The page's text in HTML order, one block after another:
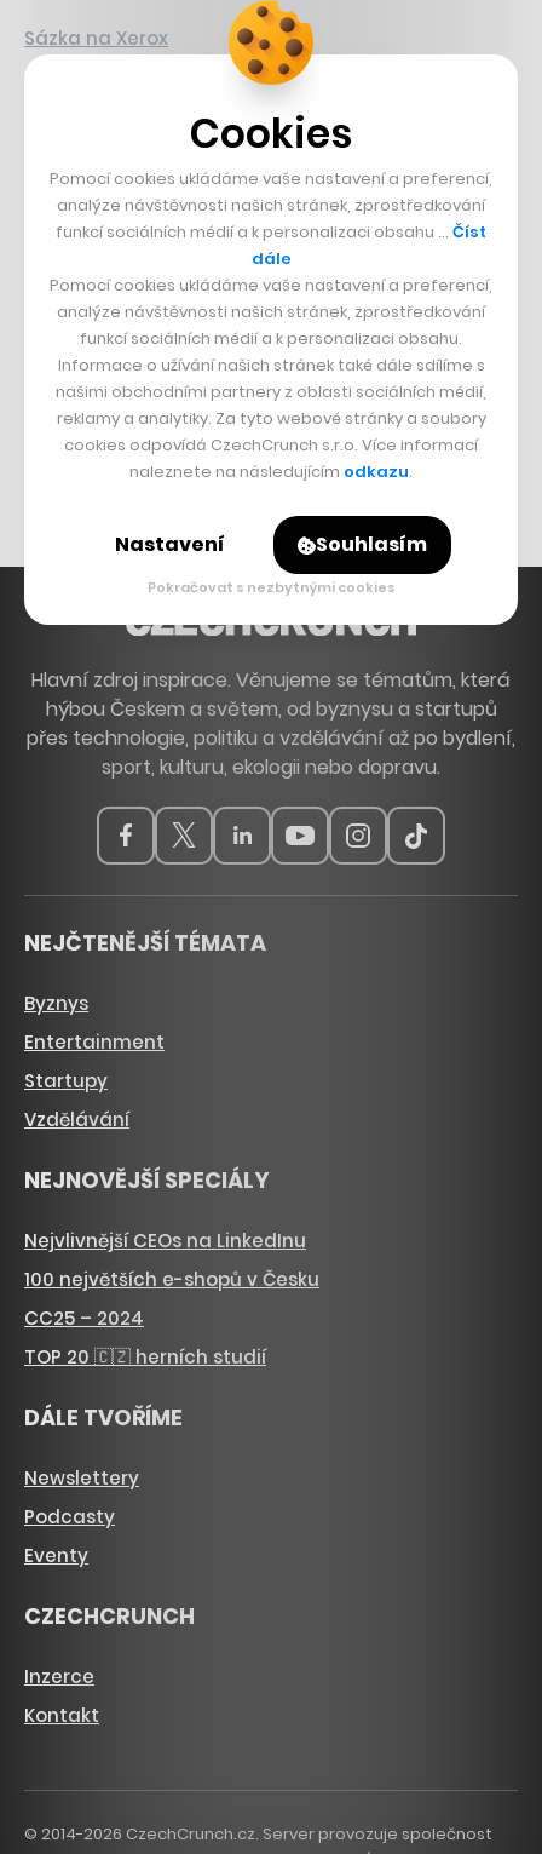
Sázka na Xerox
Strnad v Pirelli
PŘÍBĚHY Z GASTRA
Boční projekt, co se zvrtnul
Francouzský šéfkuchař na Šumavě
Dva golfisti, co pečou
DESIGN
Bomma není tichá
Originální hodinky
Nábytek z betonu
Hlavní zdroj inspirace. Věnujeme se tématům, která
hýbou Českem a světem, od byznysu a startupů
přes technologie, politiku a vzdělávání až po bydlení,
sport, kulturu, ekologii nebo dopravu.
NEJČTENĚJŠÍ TÉMATA
Byznys
Entertainment
Startupy
Vzdělávání
NEJNOVĚJŠÍ SPECIÁLY
Nejvlivnější CEOs na LinkedInu
100 největších e-shopů v Česku
CC25 – 2024
TOP 20 🇨🇿 herních studií
DÁLE TVOŘÍME
Newslettery
Podcasty
Eventy
CZECHCRUNCH
Inzerce
Kontakt
© 2014-2026 CzechCrunch.cz. Server provozuje společnost
Cookies
Pomocí cookies ukládáme vaše nastavení a preferencí,
analýze návštěvnosti našich stránek, zprostředkování
funkcí sociálních médií a k personalizaci obsahu … Číst
dále
Pomocí cookies ukládáme vaše nastavení a preferencí,
analýze návštěvnosti našich stránek, zprostředkování
funkcí sociálních médií a k personalizaci obsahu.
Informace o užívání našich stránek také dále sdílíme s
našimi obchodními partnery z oblasti sociálních médií,
reklamy a analytiky. Za tyto webové stránky a soubory
cookies odpovídá CzechCrunch s.r.o. Více informací
naleznete na následujícím odkazu.
Nastavení Souhlasím
Pokračovat s nezbytnými cookies